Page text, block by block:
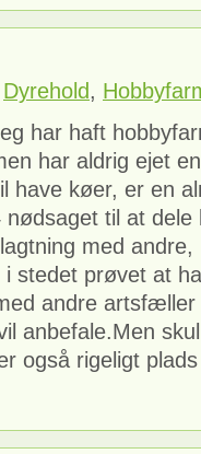
Dyrehold,
har haft
har aldrig ejet
have køer, er en
nødsaget til at dele
med
stedet prøvet at
andre
anbefale.Men
også rigeligt